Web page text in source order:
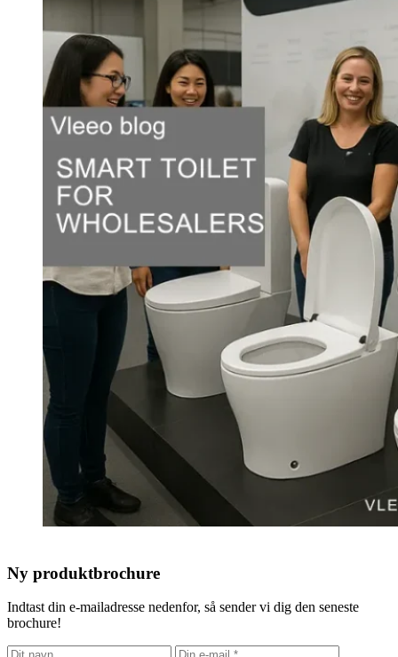
Ny produktbrochure
Indtast din e-mailadresse nedenfor, så sender vi dig den seneste
brochure!